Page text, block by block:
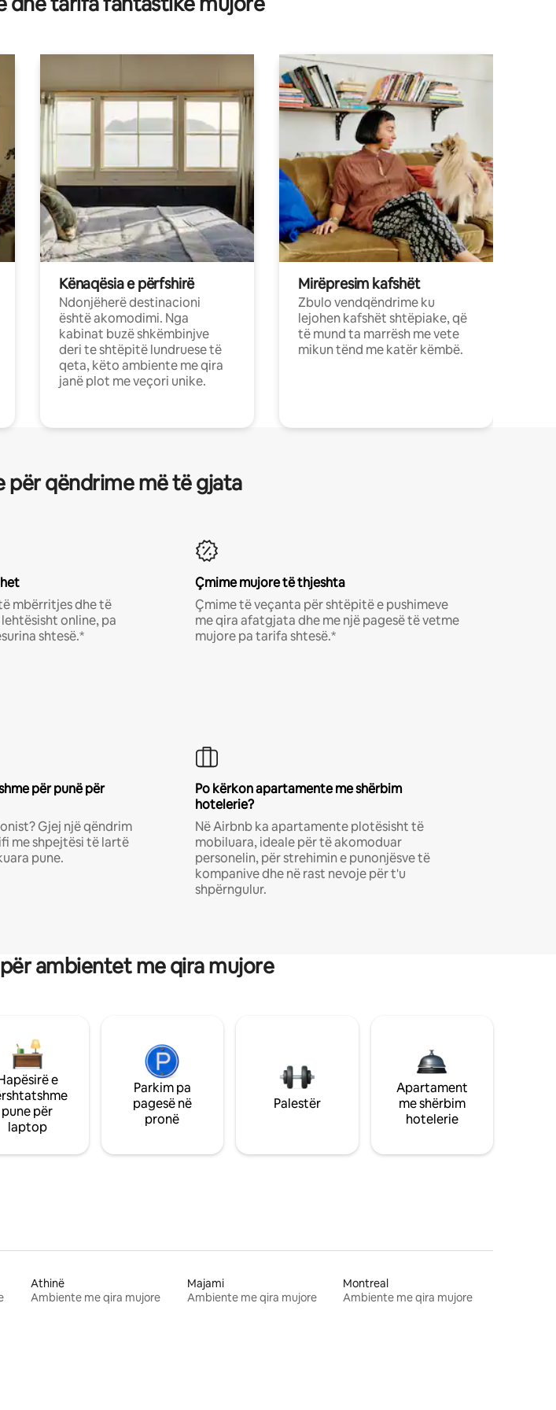
Kënaqësia e përfshirë
Ndonjëherë destinacioni
është akomodimi. Nga
kabinat buzë shkëmbinjve
deri te shtëpitë lundruese të
qeta, këto ambiente me qira
janë plot me veçori unike.
Mirëpresim kafshët
Zbulo vendqëndrime ku
lejohen kafshët shtëpiake, që
të mund ta marrësh me vete
mikun tënd me katër këmbë.
për qëndrime më të gjata
mbërritjes dhe të
online, pa
shtesë.*
Çmime mujore të thjeshta
Çmime të veçanta për shtëpitë e pushimeve
me qira afatgjata dhe me një pagesë të vetme
mujore pa tarifa shtesë.*
për punë për
Gjej një qëndrim
me shpejtësi të lartë
pune.
Po kërkon apartamente me shërbim
hotelerie?
Në Airbnb ka apartamente plotësisht të
mobiluara, ideale për të akomoduar
personelin, për strehimin e punonjësve të
kompanive dhe në rast nevoje për t'u
shpërngulur.
ambientet me qira mujore
e
pune për
laptop
Parkim pa
pagesë në
pronë
Palestër
Apartament
me shërbim
hotelerie
Athinë
Ambiente me qira mujore
Majami
Ambiente me qira mujore
Montreal
Ambiente me qira mujore